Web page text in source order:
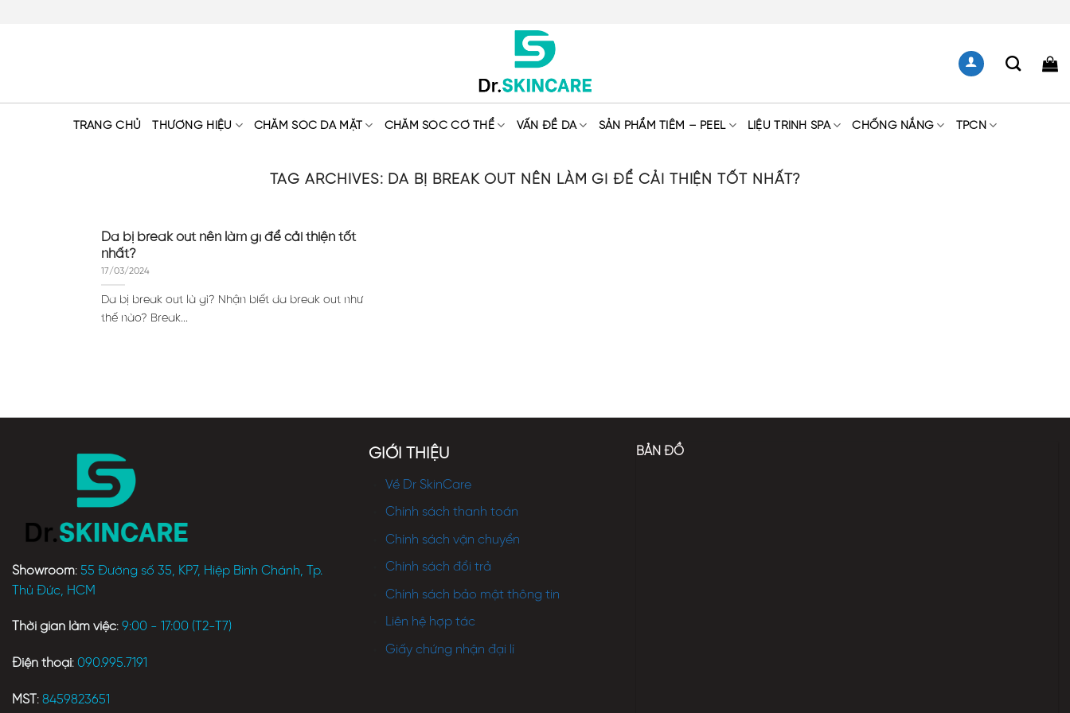
TRANG CHỦ THƯƠNG HIỆU CHĂM SÓC DA MẶT CHĂM SÓC CƠ THỂ VẤN ĐỀ DA SẢN PHẨM TIÊM – PEEL LIỆU TRÌNH SPA CHỐNG NẮNG TPCN
TAG ARCHIVES: DA BỊ BREAK OUT NÊN LÀM GÌ ĐỂ CẢI THIỆN TỐT NHẤT?
Da bị break out nên làm gì để cải thiện tốt
nhất?
17/03/2024
Da bị break out là gì? Nhận biết da break out như
thế nào? Break...
Showroom: 55 Đường số 35, KP7, Hiệp Bình Chánh, Tp.
Thủ Đức, HCM
Thời gian làm việc: 9:00 - 17:00 (T2-T7)
Điện thoại: 090.995.7191
MST : 8459823651
GIỚI THIỆU
Về Dr SkinCare
Chính sách thanh toán
Chính sách vận chuyển
Chính sách đổi trả
Chính sách bảo mật thông tin
Liên hệ hợp tác
Giấy chứng nhận đại lí
BẢN ĐỒ